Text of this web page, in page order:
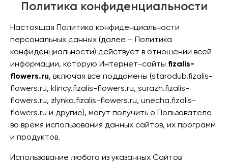
Политика конфиденциальности
Настоящая Политика конфиденциальности
персональных данных (далее – Политика
конфиденциальности) действует в отношении всей
информации, которую Интернет-сайты fizalis-
flowers.ru, включая все поддомены (starodub.fizalis-
flowers.ru, klincy.fizalis-flowers.ru, surazh.fizalis-
flowers.ru, zlynka.fizalis-flowers.ru, unecha.fizalis-
flowers.ru и другие), могут получить о Пользователе
во время использования данных сайтов, их программ
и продуктов.
Использование любого из указанных Сайтов